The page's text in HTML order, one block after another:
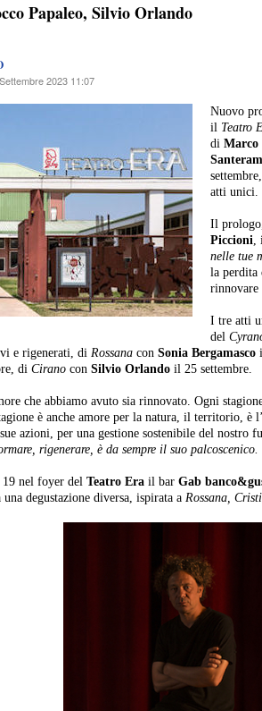
Papaleo, Silvio Orlando
2023 11:07
Nuovo
il Teatro
di Marco
atti unici.
Il
Piccioni,
nelle tue
la perdita
rinnovare
I tre atti
del
e rigenerati, di Rossana con Sonia Bergamasco
di Cirano con Silvio Orlando il 25 settembre.
che abbiamo avuto sia rinnovato. Ogni
è anche amore per la natura, il territorio, è
azioni, per una gestione sostenibile del nostro
rigenerare, è da sempre il suo palcoscenico.
19 nel foyer del Teatro Era il bar Gab
degustazione diversa, ispirata a Rossana,